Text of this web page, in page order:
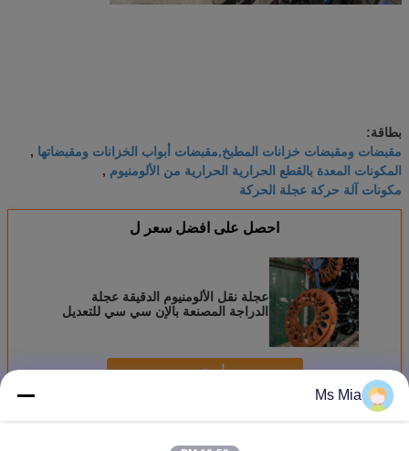
بطاقة:
مقبضات ومقبضات خزانات المطبخ,مقبضات أبواب الخزانات ومقبضاتها ,
المكونات المعدة بالقطع الحرارية الحرارية من الألومنيوم ,
مكونات آلة حركة عجلة الحركة
احصل على افضل سعر ل
عجلة نقل الألومنيوم الدقيقة عجلة
الدراجة المصنعة بالإن سي سي للتعديل
استمر
أكثرمكونات معالجة دقة
Ms Mia